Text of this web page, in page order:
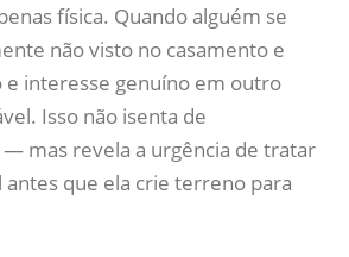
física. Quando alguém se
não visto no casamento e
e interesse genuíno em outro
Isso não isenta de
mas revela a urgência de tratar
antes que ela crie terreno para